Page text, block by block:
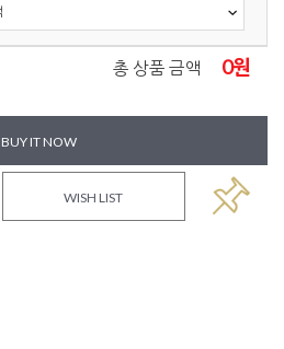
총 상품 금액 0원
BUY IT NOW
WISH LIST